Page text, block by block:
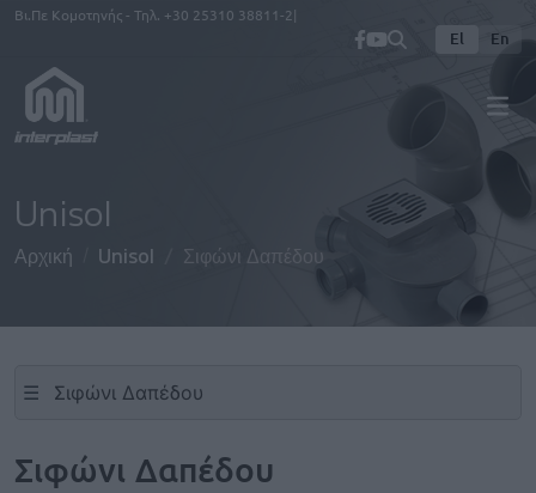
Παράκαμψη προς το κυρίως περιεχόμενο
Βι.Πε Κομοτηνής - Τηλ. +30 25310 38811-2
El En
Unisol
Αρχική Unisol Σιφώνι Δαπέδου
☰
Σιφώνι Δαπέδου